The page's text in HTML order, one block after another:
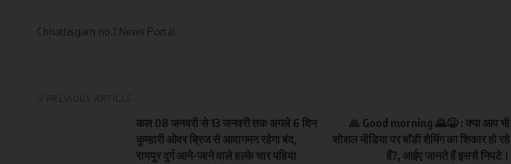
Chhattisgarh no.1 News Portal
कल 08 जनवरी से 13 जनवरी तक अगले 6 दिन
कुम्हारी ओवर ब्रिज से आवागमन रहेगा बंद,
रायपुर दुर्ग आने-जाने वाले हल्के चार पहिया
🙏 Good morning 🌄😀 : क्या आप भी
सोशल मीडिया पर बॉडी शेमिंग का शिकार हो रहे
हैं?, आईए जानते हैं इससे निपटे।